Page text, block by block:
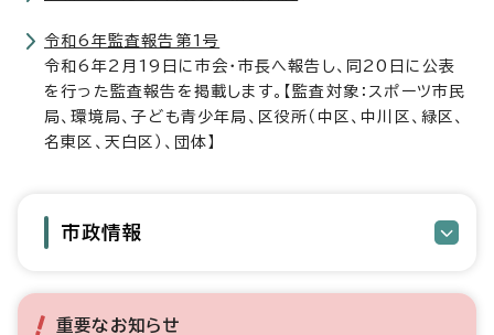
令和6年監査報告第1号
令和6年2月19日に市会・市長へ報告し、同20日に公表
を行った監査報告を掲載します。【監査対象：スポーツ市民
局、環境局、子ども青少年局、区役所（中区、中川区、緑区、
名東区、天白区）、団体】
市政情報
重要なお知らせ